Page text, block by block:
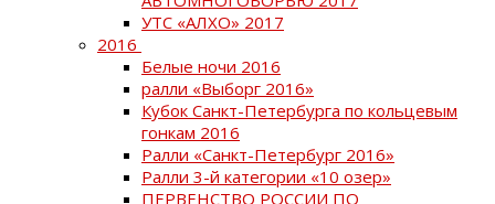
УТС «АЛХО» 2017
2016
Белые ночи 2016
ралли «Выборг 2016»
Кубок Санкт-Петербурга по кольцевым
гонкам 2016
Ралли «Санкт-Петербург 2016»
Ралли 3-й категории «10 озер»
ПЕРВЕНСТВО РОССИИ ПО